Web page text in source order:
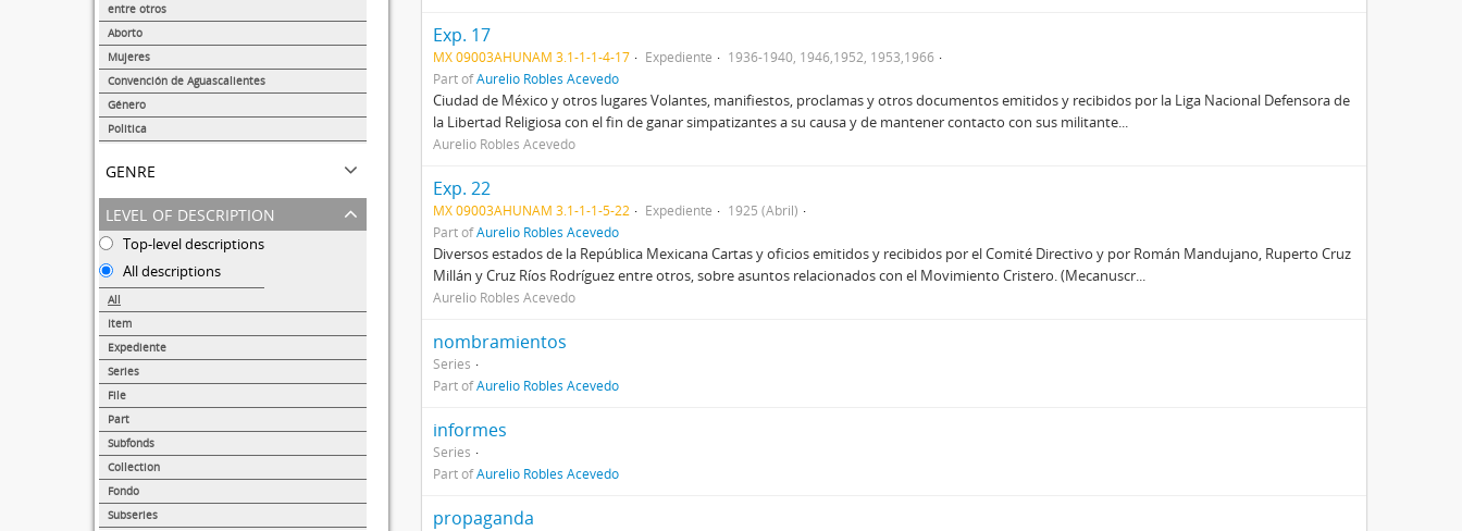
entre otros
Aborto
Mujeres
Convención de Aguascalientes
Género
Politica
genre
level of description
Top-level descriptions
All descriptions
All
Item
Expediente
Series
File
Part
Subfonds
Collection
Fondo
Subseries
Exp. 17
MX 09003AHUNAM 3.1-1-1-4-17 Expediente
1936-1940, 1946,1952, 1953,1966
Part ofAurelio Robles Acevedo
Ciudad de México y otros lugares Volantes, manifiestos, proclamas y otros documentos emitidos y recibidos por la Liga Nacional Defensora de
la Libertad Religiosa con el fin de ganar simpatizantes a su causa y de mantener contacto con sus militante...
Aurelio Robles Acevedo
Exp. 22
MX 09003AHUNAM 3.1-1-1-5-22 Expediente
1925 (Abril)
Part ofAurelio Robles Acevedo
Diversos estados de la República Mexicana Cartas y oficios emitidos y recibidos por el Comité Directivo y por Román Mandujano, Ruperto Cruz
Millán y Cruz Ríos Rodríguez entre otros, sobre asuntos relacionados con el Movimiento Cristero. (Mecanuscr...
Aurelio Robles Acevedo
nombramientos
Series
Part ofAurelio Robles Acevedo
informes
Series
Part ofAurelio Robles Acevedo
propaganda